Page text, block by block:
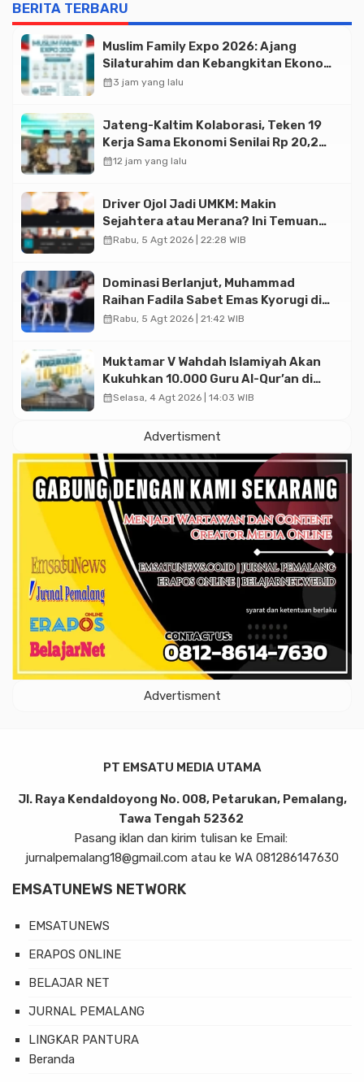
BERITA TERBARU
Muslim Family Expo 2026: Ajang
Silaturahim dan Kebangkitan Ekonomi
Halal di Jakarta
calendar_month3 jam yang lalu
Jateng-Kaltim Kolaborasi, Teken 19
Kerja Sama Ekonomi Senilai Rp 20,2
Triliun
calendar_month12 jam yang lalu
Driver Ojol Jadi UMKM: Makin
Sejahtera atau Merana? Ini Temuan
Diskusi Paramadina
calendar_monthRabu, 5 Agt 2026 | 22:28 WIB
Dominasi Berlanjut, Muhammad
Raihan Fadila Sabet Emas Kyorugi di
Asian Taekwondo Indonesia Open
calendar_monthRabu, 5 Agt 2026 | 21:42 WIB
Muktamar V Wahdah Islamiyah Akan
Kukuhkan 10.000 Guru Al-Qur’an di
Masjid Istiqlal
calendar_monthSelasa, 4 Agt 2026 | 14:03 WIB
Advertisment
Advertisment
PT EMSATU MEDIA UTAMA
Jl. Raya Kendaldoyong No. 008, Petarukan, Pemalang,
Tawa Tengah 52362
Pasang iklan dan kirim tulisan ke Email:
jurnalpemalang18@gmail.com atau ke WA 081286147630
EMSATUNEWS NETWORK
EMSATUNEWS
ERAPOS ONLINE
BELAJAR NET
JURNAL PEMALANG
LINGKAR PANTURA
Beranda